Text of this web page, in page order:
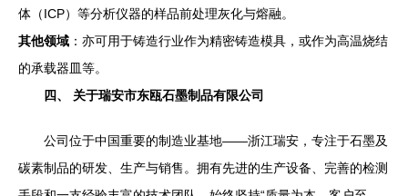
体（ICP）等分析仪器的样品前处理灰化与熔融。
其他领域 ：亦可用于铸造行业作为精密铸造模具，或作为高温烧结
的承载器皿等。
四、 关于瑞安市东瓯石墨制品有限公司
公司位于中国重要的制造业基地——浙江瑞安，专注于石墨及
碳素制品的研发、生产与销售。拥有先进的生产设备、完善的检测